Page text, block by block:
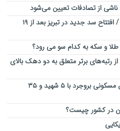
از تصادفات تعیین می‌شود
رئیسی امروز راهی این استان شد / افتتاح سد جدید در تبریز بعد از ۱۹
طلا و سکه به کدام سو می رود؟
رتبه‌های برتر متعلق به دو دهک بالای
حمله صهیونی، آمریکایی به مناطق مسکونی بروجرد با ۵ شهید و ۳۵
در کشور چیست؟